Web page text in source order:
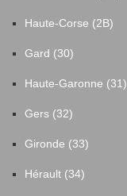
Haute-Corse (2B)
Gard (30)
Haute-Garonne (31)
Gers (32)
Gironde (33)
Hérault (34)